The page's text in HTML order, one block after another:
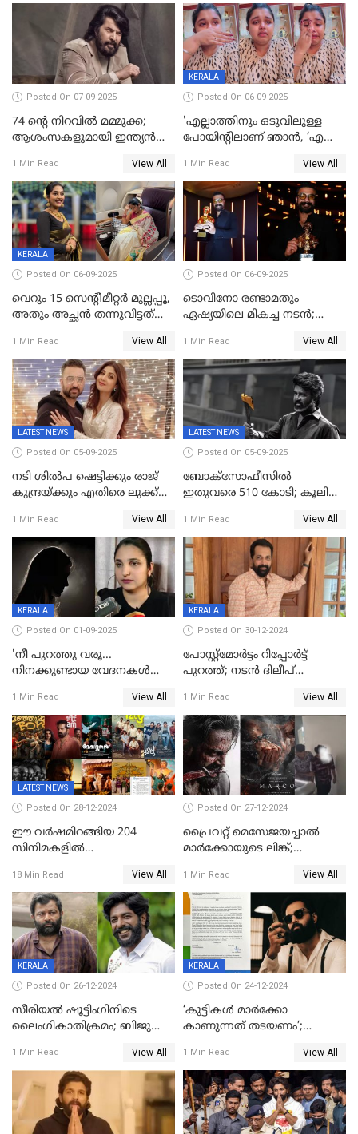
ഗ്രേസ് ആന്റണി
Posted On 07-09-2025
74 ന്റെ നിറവിൽ മമ്മുക്ക;
ആശംസകളുമായി ഇന്ത്യൻ
1 Min Read View All
KERALA
Posted On 06-09-2025
'എല്ലാത്തിനും ഒടുവിലുള്ള
പോയിന്റിലാണ് ഞാൻ, ‘എന്‍റെ
സ്നേഹിച്ചയാള്‍ തന്നെ
വഞ്ചിച്ചുപോയി’, ലൈവ്
വിഡിയോയിൽ
പൊട്ടിക്കരഞ്ഞ് നടി
1 Min Read View All
KERALA
Posted On 06-09-2025
വെറും 15 സെന്റീമീറ്റര്‍ മുല്ലപ്പൂ,
അതും അച്ഛൻ തന്നുവിട്ടത്
ലക്ഷം രൂപ പിഴ; നവ്യ
28ദിവസത്തിനകം പിഴ
അടയ്ക്കണം
1 Min Read View All
Posted On 06-09-2025
ടൊവിനോ രണ്ടാമതും
ഏഷ്യയിലെ മികച്ച നടന്‍;
പുരസ്‌കാരം
1 Min Read View All
LATEST NEWS
Posted On 05-09-2025
നടി ശിൽപ ഷെട്ടിക്കും രാജ്
കുന്ദ്രയ്ക്കും എതിരെ ലുക്ക്
1 Min Read View All
LATEST NEWS
Posted On 05-09-2025
ബോക്സോഫീസിൽ
ഇതുവരെ 510 കോടി; കൂലി
തീയതി പുറത്ത്
1 Min Read View All
KERALA
Posted On 01-09-2025
'നീ പുറത്തു വരൂ...
നിനക്കുണ്ടായ വേദനകള്‍
'കരയേണ്ടതും ഒറ്റപ്പെടേണ്ടതും
വേട്ടക്കാരനാണ്, വേദനകള്‍
സധൈര്യം പറയു;
പെണ്‍കുട്ടിയോട് റിനി ആര്‍
ജോര്‍ജ്
1 Min Read View All
KERALA
Posted On 30-12-2024
പോസ്റ്റ്‌മോര്‍ട്ടം റിപ്പോര്‍ട്ട്
പുറത്ത്; നടൻ ദിലീപ്
ആന്തരിക രക്തസ്രാവം
1 Min Read View All
LATEST NEWS
Posted On 28-12-2024
ഈ വർഷമിറങ്ങിയ 204
സിനിമകളിൽ
ചിത്രങ്ങൾ; 2024ൽ സിനിമാ
വ്യവസായത്തിന് നഷ്ടം 700
കോടി; അഭിനേതാക്കൾ
പ്രതിഫലം കുറയ്ക്കണമെന്നും
നിർമാതാക്കളുടെ സംഘടന
18 Min Read View All
Posted On 27-12-2024
പ്രൈവറ്റ് മെസേജയച്ചാല്‍
മാർക്കോയുടെ ലിങ്ക്;
സ്വദേശി അറസ്റ്റില്‍
1 Min Read View All
KERALA
Posted On 26-12-2024
സീരിയല്‍ ഷൂട്ടിംഗിനിടെ
ലൈംഗികാതിക്രമം; ബിജു
ശ്രീകുമാറിനുമെതിരെ കേസ്
1 Min Read View All
KERALA
Posted On 24-12-2024
‘കുട്ടികൾ മാർക്കോ
കാണുന്നത് തടയണം’;
മാതാപിതാക്കൾക്കൊപ്പം
കുട്ടികളുമെത്തുന്നു;
മുഖ്യമന്ത്രിക്ക് പരാതി നൽകി
കെപിസിസി അംഗം
1 Min Read View All